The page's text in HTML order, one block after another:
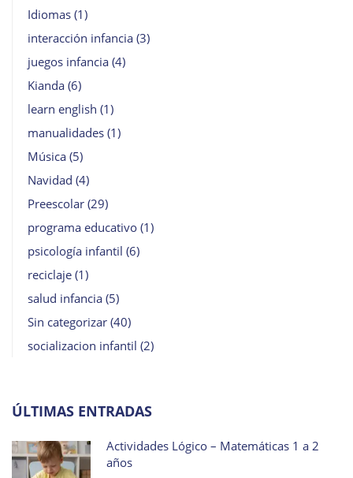
Idiomas (1)
interacción infancia (3)
juegos infancia (4)
Kianda (6)
learn english (1)
manualidades (1)
Música (5)
Navidad (4)
Preescolar (29)
programa educativo (1)
psicología infantil (6)
reciclaje (1)
salud infancia (5)
Sin categorizar (40)
socializacion infantil (2)
ÚLTIMAS ENTRADAS
Actividades Lógico – Matemáticas 1 a 2
años